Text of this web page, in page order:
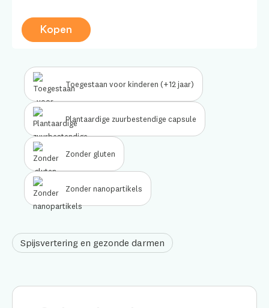
Kopen
Toegestaan voor kinderen (+12 jaar)
Plantaardige zuurbestendige capsule
Zonder gluten
Zonder nanopartikels
Spijsvertering en gezonde darmen